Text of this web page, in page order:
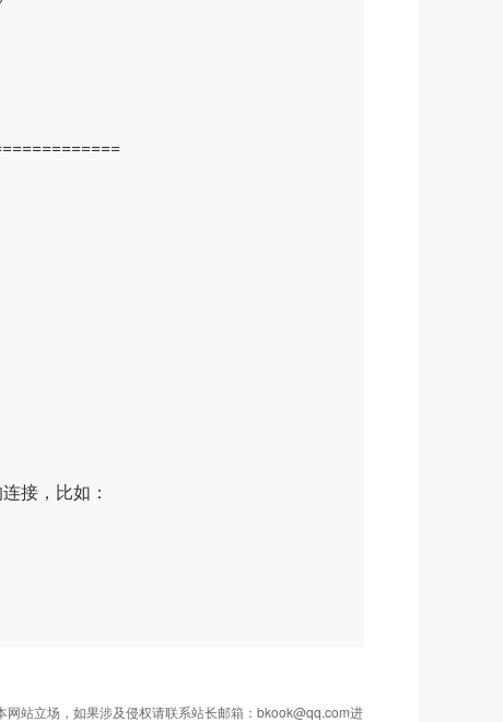
接，比如：
站立场，如果涉及侵权请联系站长邮箱：bkook@qq.com进